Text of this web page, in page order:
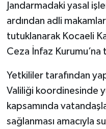
Jandarmadaki yasal
ardından adli
tutuklanarak Kocaeli
Ceza İnfaz
Yetkililer tarafından
Valiliği koordinesinde
kapsamında
sağlanması amacıyla